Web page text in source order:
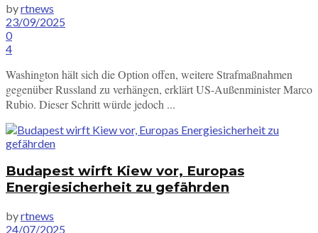
byrtnews
23/09/2025
0
4
Washington hält sich die Option offen, weitere Strafmaßnahmen
gegenüber Russland zu verhängen, erklärt US-Außenminister Marco
Rubio. Dieser Schritt würde jedoch ...
Budapest wirft Kiew vor, Europas
Energiesicherheit zu gefährden
byrtnews
24/07/2025